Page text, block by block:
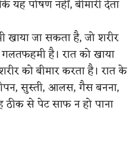
यह पोषण नहीं, बीमारी देता
खाया जा सकता है, जो शरीर
है। रात को खाया
को बीमार करता है। रात के
सुस्ती, आलस, गैस बनना,
से पेट साफ न हो पाना